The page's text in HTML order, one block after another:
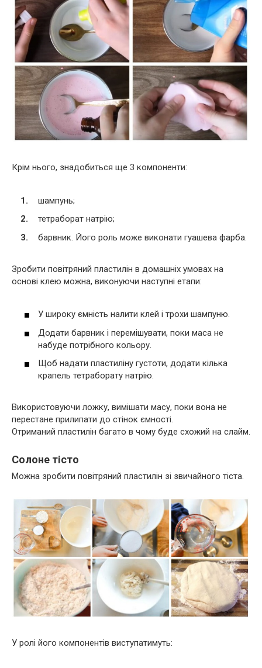
Крім нього, знадобиться ще 3 компоненти:
шампунь;
тетраборат натрію;
барвник. Його роль може виконати гуашева фарба.
Зробити повітряний пластилін в домашніх умовах на
основі клею можна, виконуючи наступні етапи:
У широку ємність налити клей і трохи шампуню.
Додати барвник і перемішувати, поки маса не
набуде потрібного кольору.
Щоб надати пластиліну густоти, додати кілька
крапель тетраборату натрію.
Використовуючи ложку, вимішати масу, поки вона не
перестане прилипати до стінок ємності.
Отриманий пластилін багато в чому буде схожий на слайм.
Солоне тісто
Можна зробити повітряний пластилін зі звичайного тіста.
У ролі його компонентів виступатимуть: